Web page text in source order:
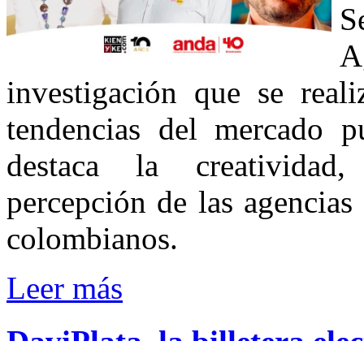
investigación que se
tendencias del mercado
destaca la
percepción de las
colombianos.
Leer más